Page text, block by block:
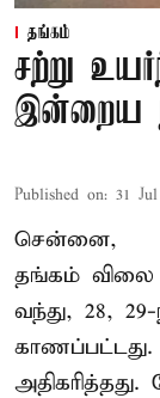
தங்கம்
சற்று
இன்றைய
Published on: 31
சென்னை,
தங்கம் விலை
வந்து, 28,
அதிகரித்தது.